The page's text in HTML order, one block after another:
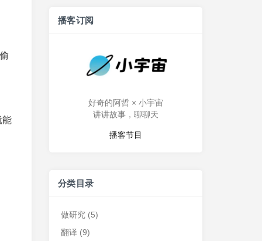
能
播客订阅
好奇的阿哲 × 小宇宙
讲讲故事，聊聊天
播客节目
分类目录
做研究(5)
翻译 (9)